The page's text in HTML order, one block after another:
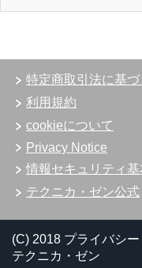
特定商取引法に基
利用規約
cookieについて
Privacy Notice
情報セキュリティ基
テクニカ・ゼン公式
(C) 2018 プライバシ
テクニカ・ゼン